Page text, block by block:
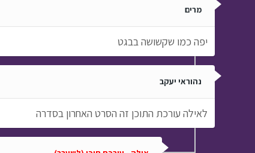
מרים
יפה כמו שקשושה בבגט
נהוראי יעקב
לאילה עורכת התוכן זה הסרט האחרון בסדרה